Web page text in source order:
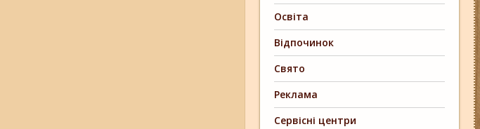
Освіта
Відпочинок
Свято
Реклама
Сервісні центри